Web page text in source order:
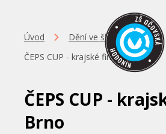
Úvod
Dění ve škole
ČEPS CUP - krajské finále Brno
ČEPS CUP -
Brno